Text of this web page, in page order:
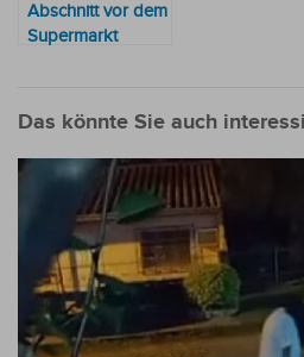
Abschnitt vor dem
Supermarkt
endlich saniert
Das könnte Sie auch